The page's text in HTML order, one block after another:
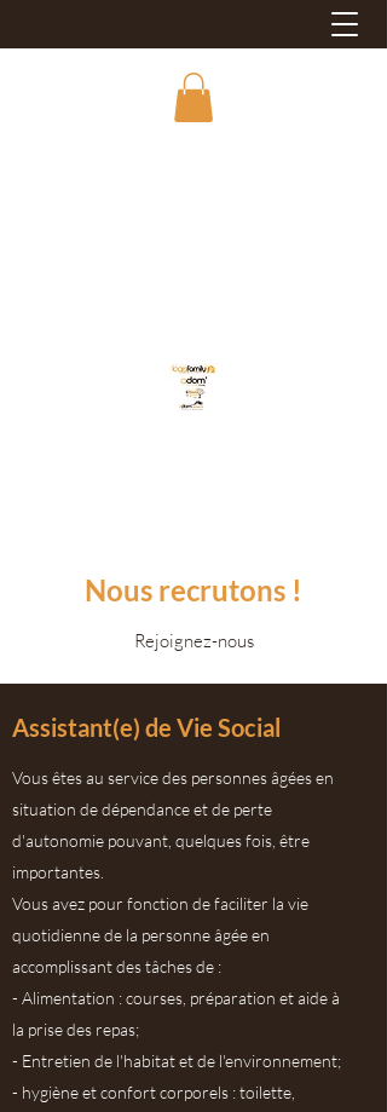
Nous recrutons !
Rejoignez-nous
Assistant(e) de Vie Social
Vous êtes au service des personnes âgées en
situation de dépendance et de perte
d'autonomie pouvant, quelques fois, être
importantes.
Vous avez pour fonction de faciliter la vie
quotidienne de la personne âgée en
accomplissant des tâches de :
- Alimentation : courses, préparation et aide à
la prise des repas;
- Entretien de l'habitat et de l'environnement;
- hygiène et confort corporels : toilette,